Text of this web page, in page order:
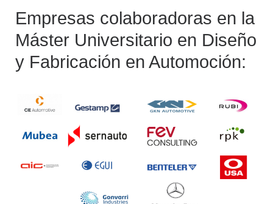
Empresas colaboradoras en la
Máster Universitario en Diseño
y Fabricación en Automoción: